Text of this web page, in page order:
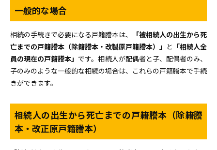
一般的な場合
相続の手続きで必要になる戸籍謄本は、
「被相続人の出生から死
亡までの戸籍謄本（除籍謄本・改製原戸籍謄本）」 と 「相続人全
員の現在の戸籍謄本」 です。相続人が配偶者と子、配偶者のみ、
子のみのような一般的な相続の場合は、これらの戸籍謄本で手続
きができます。
相続人の出生から死亡までの戸籍謄本（除籍謄
本・改正原戸籍謄本）